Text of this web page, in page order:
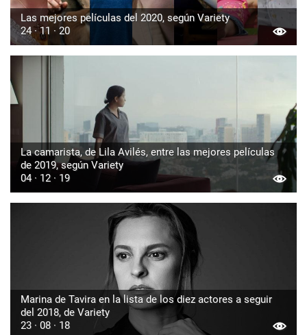
Las mejores películas del 2020, según Variety
24 · 11 · 20
La camarista, de Lila Avilés, entre las mejores películas
de 2019, según Variety
04 · 12 · 19
Marina de Tavira en la lista de los diez actores a seguir
del 2018, de Variety
23 · 08 · 18